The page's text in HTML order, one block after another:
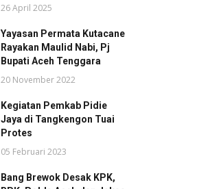
26 April 2025
Yayasan Permata Kutacane
Rayakan Maulid Nabi, Pj
Bupati Aceh Tenggara
20 November 2022
Kegiatan Pemkab Pidie
Jaya di Tangkengon Tuai
Protes
05 Februari 2023
Bang Brewok Desak KPK,